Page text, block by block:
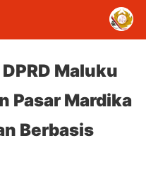
Maluku
Pasar Mardika
Berbasis